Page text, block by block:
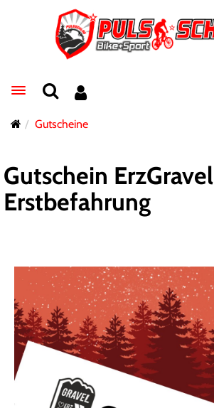
Toggle navigation
Gutscheine
Gutschein ErzGravel
Erstbefahrung